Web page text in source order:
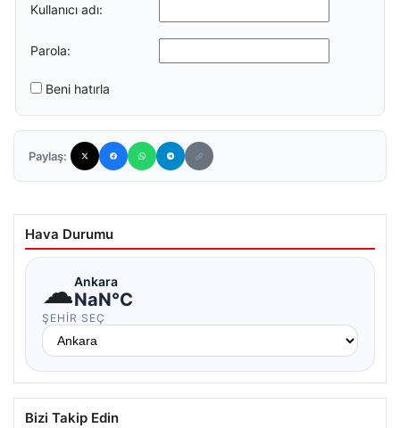
Kullanıcı adı:
Parola:
Beni hatırla
Paylaş:
Hava Durumu
☁Ankara
NaN°C
ŞEHIR SEÇ
Bizi Takip Edin